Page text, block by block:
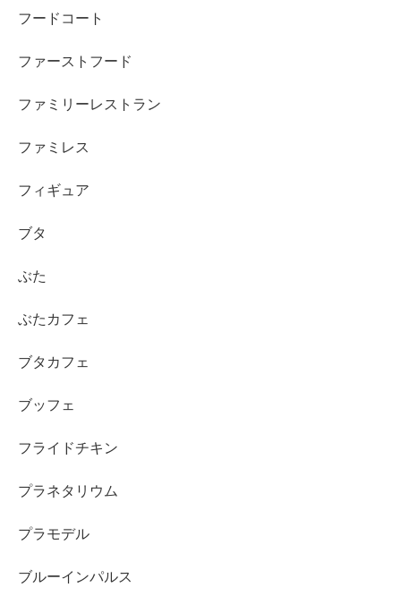
フードコート
ファーストフード
ファミリーレストラン
ファミレス
フィギュア
ブタ
ぶた
ぶたカフェ
ブタカフェ
ブッフェ
フライドチキン
プラネタリウム
プラモデル
ブルーインパルス